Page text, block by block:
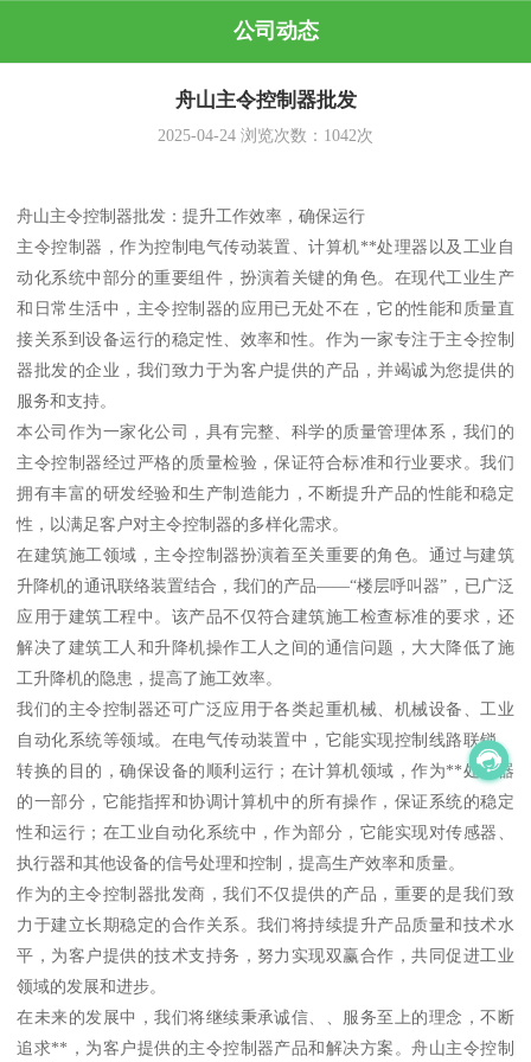
公司动态
舟山主令控制器批发
2025-04-24 浏览次数： 1042次
舟山主令控制器批发：提升工作效率，确保运行
主令控制器，作为控制电气传动装置、计算机**处理器以及工业自
动化系统中部分的重要组件，扮演着关键的角色。在现代工业生产
和日常生活中，主令控制器的应用已无处不在，它的性能和质量直
接关系到设备运行的稳定性、效率和性。作为一家专注于主令控制
器批发的企业，我们致力于为客户提供的产品，并竭诚为您提供的
服务和支持。
本公司作为一家化公司，具有完整、科学的质量管理体系，我们的
主令控制器经过严格的质量检验，保证符合标准和行业要求。我们
拥有丰富的研发经验和生产制造能力，不断提升产品的性能和稳定
性，以满足客户对主令控制器的多样化需求。
在建筑施工领域，主令控制器扮演着至关重要的角色。通过与建筑
升降机的通讯联络装置结合，我们的产品——“楼层呼叫器”，已广泛
应用于建筑工程中。该产品不仅符合建筑施工检查标准的要求，还
解决了建筑工人和升降机操作工人之间的通信问题，大大降低了施
工升降机的隐患，提高了施工效率。
我们的主令控制器还可广泛应用于各类起重机械、机械设备、工业
自动化系统等领域。在电气传动装置中，它能实现控制线路联锁、
转换的目的，确保设备的顺利运行；在计算机领域，作为**处理器
的一部分，它能指挥和协调计算机中的所有操作，保证系统的稳定
性和运行；在工业自动化系统中，作为部分，它能实现对传感器、
执行器和其他设备的信号处理和控制，提高生产效率和质量。
作为的主令控制器批发商，我们不仅提供的产品，重要的是我们致
力于建立长期稳定的合作关系。我们将持续提升产品质量和技术水
平，为客户提供的技术支持务，努力实现双赢合作，共同促进工业
领域的发展和进步。
在未来的发展中，我们将继续秉承诚信、、服务至上的理念，不断
追求**，为客户提供的主令控制器产品和解决方案。舟山主令控制